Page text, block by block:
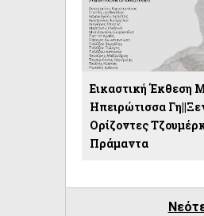
Εικαστική Έκθεση
Ηπειρώτισσα
Ορίζοντες
Πράμαντα